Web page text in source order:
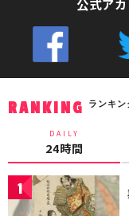
公式ア
RANKING ランキン
DAILY
24時間
1